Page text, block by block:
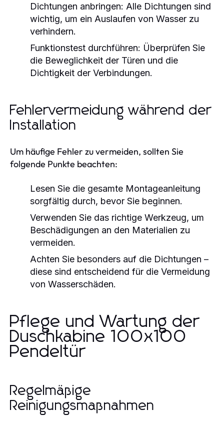
Dichtungen anbringen: Alle Dichtungen sind
wichtig, um ein Auslaufen von Wasser zu
verhindern.
Funktionstest durchführen: Überprüfen Sie
die Beweglichkeit der Türen und die
Dichtigkeit der Verbindungen.
Fehlervermeidung während der
Installation
Um häufige Fehler zu vermeiden, sollten Sie
folgende Punkte beachten:
Lesen Sie die gesamte Montageanleitung
sorgfältig durch, bevor Sie beginnen.
Verwenden Sie das richtige Werkzeug, um
Beschädigungen an den Materialien zu
vermeiden.
Achten Sie besonders auf die Dichtungen –
diese sind entscheidend für die Vermeidung
von Wasserschäden.
Pflege und Wartung der
Duschkabine 100x100
Pendeltür
Regelmäßige
Reinigungsmaßnahmen